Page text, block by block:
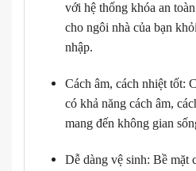
với hệ thống khóa an
cho ngôi nhà của bạn
nhập.
Cách âm, cách nhiệt tốt:
có khả năng cách âm,
mang đến không gian
Dễ dàng vệ sinh: Bề mặt